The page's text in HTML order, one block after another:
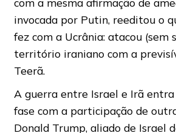
invocada por Putin, reeditou o
fez com a Ucrânia: atacou (sem
território iraniano com a
Teerã.
A guerra entre Israel e Irã
fase com a participação de
Donald Trump, aliado de Israel